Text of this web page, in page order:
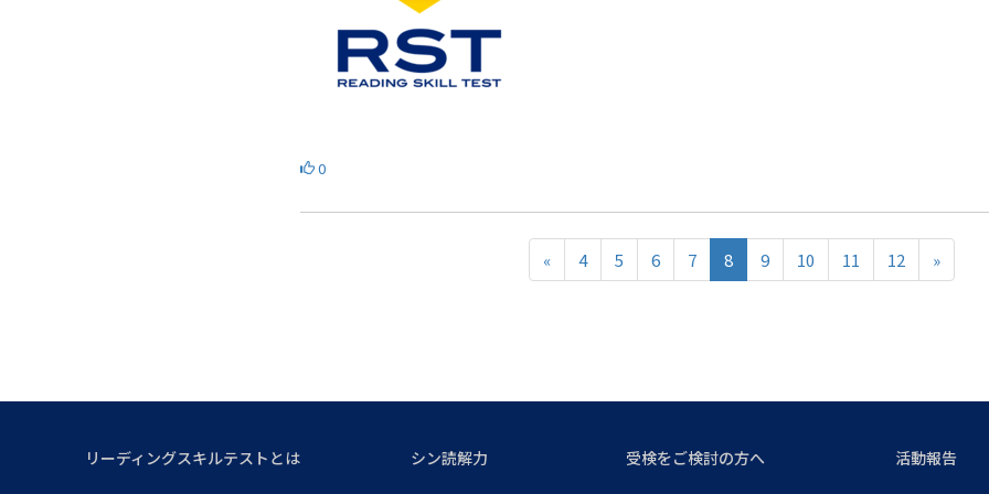
0
« 4 5 6 7 8 9 10 11 12 »
リーディングスキルテストとは シン読解力 受検をご検討の方へ 活動報告